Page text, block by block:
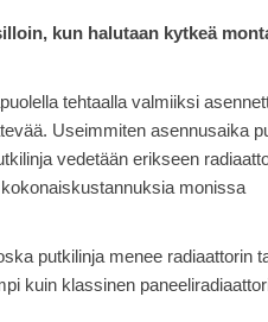
kun halutaan kytkeä
tehtaalla valmiiksi
Useimmiten asennusaika
vedetään erikseen
monissa
putkilinja menee radiaattorin
kuin klassinen